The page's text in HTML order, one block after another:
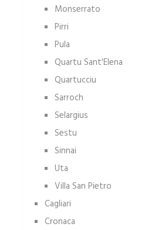
Monserrato
Pirri
Pula
Quartu Sant'Elena
Quartucciu
Sarroch
Selargius
Sestu
Sinnai
Uta
Villa San Pietro
Cagliari
Cronaca